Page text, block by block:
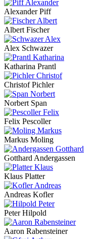
Alexander Piff
Albert Fischer
Alex Schwazer
Katharina Prantl
Christof Pichler
Norbert Span
Felix Pescoller
Markus Moling
Gotthard Andergassen
Klaus Platter
Andreas Kofler
Peter Hilpold
Aaron Rabensteiner